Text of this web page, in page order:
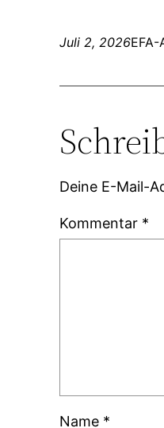
Juli 2, 2026EFA-
Deine E-Mail-
Kommentar *
Name *